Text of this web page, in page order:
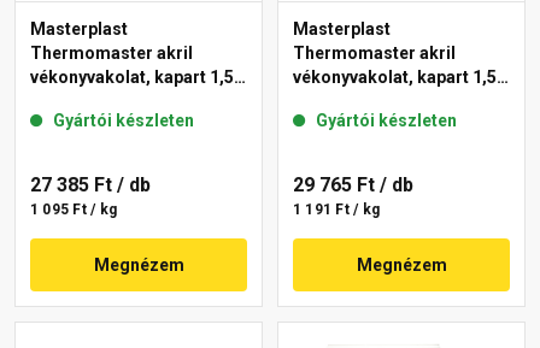
Masterplast
Thermomaster akril
vékonyvakolat, kapart 1,5
Gyártói készleten
27 385 Ft / db
1 095 Ft / kg
Megnézem
Masterplast
Thermomaster akril
vékonyvakolat, kapart 1,5
Gyártói készleten
29 765 Ft / db
1 191 Ft / kg
Megnézem